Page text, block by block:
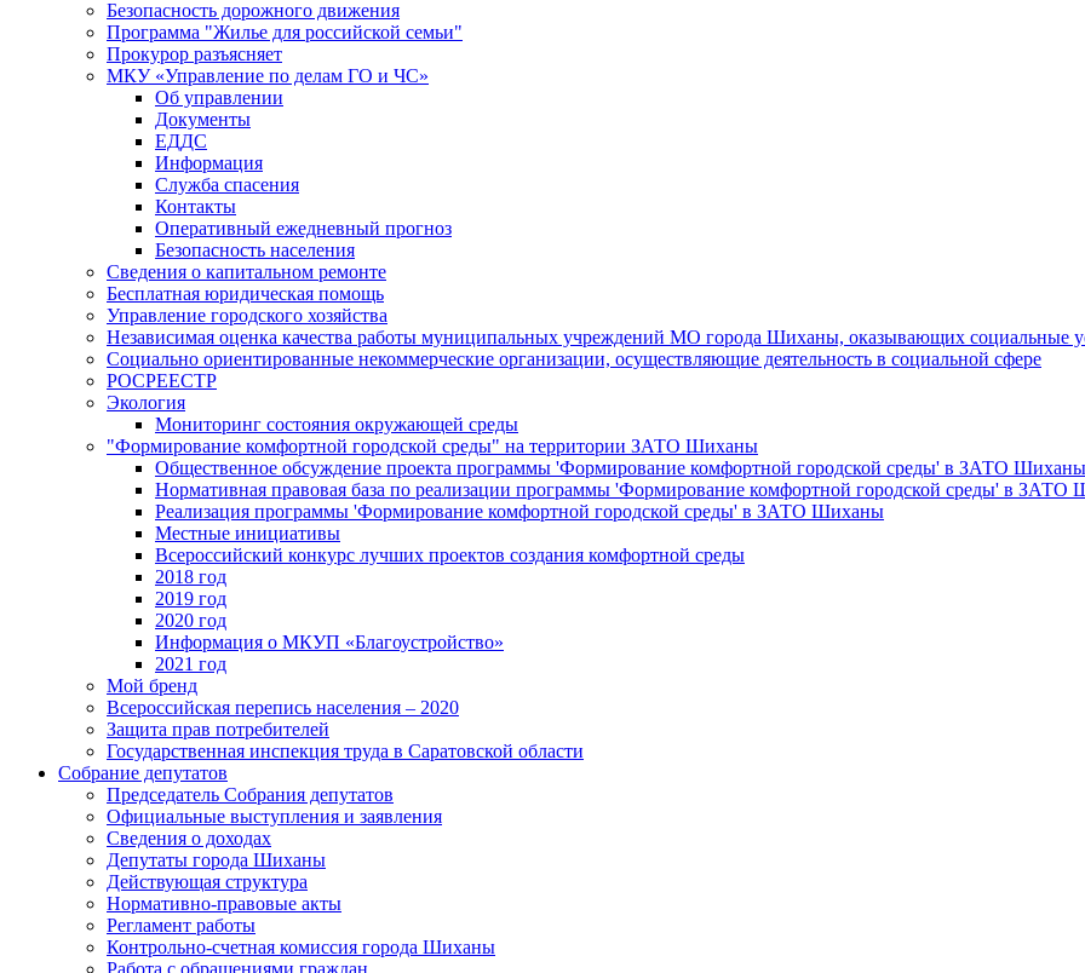
Безопасность дорожного движения
Программа "Жилье для российской семьи"
Прокурор разъясняет
МКУ «Управление по делам ГО и ЧС»
Об управлении
Документы
ЕДДС
Информация
Служба спасения
Контакты
Оперативный ежедневный прогноз
Безопасность населения
Сведения о капитальном ремонте
Бесплатная юридическая помощь
Управление городского хозяйства
Независимая оценка качества работы муниципальных учреждений МО города Шиханы, оказывающих социальные
Социально ориентированные некоммерческие организации, осуществляющие деятельность в социальной сфере
РОСРЕЕСТР
Экология
Мониторинг состояния окружающей среды
"Формирование комфортной городской среды" на территории ЗАТО Шиханы
Общественное обсуждение проекта программы 'Формирование комфортной городской среды' в ЗАТО Шиханы
Нормативная правовая база по реализации программы 'Формирование комфортной городской среды' в ЗАТО
Реализация программы 'Формирование комфортной городской среды' в ЗАТО Шиханы
Местные инициативы
Всероссийский конкурс лучших проектов создания комфортной среды
2018 год
2019 год
2020 год
Информация о МКУП «Благоустройство»
2021 год
Мой бренд
Всероссийская перепись населения – 2020
Защита прав потребителей
Государственная инспекция труда в Саратовской области
Собрание депутатов
Председатель Собрания депутатов
Официальные выступления и заявления
Сведения о доходах
Депутаты города Шиханы
Действующая структура
Нормативно-правовые акты
Регламент работы
Контрольно-счетная комиссия города Шиханы
Работа с обращениями граждан